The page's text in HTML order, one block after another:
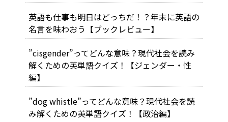
英語も仕事も明日はどっちだ！？年末に英語の
名言を味わおう【ブックレビュー】
”cisgender”ってどんな意味？現代社会を読み
解くための英単語クイズ！【ジェンダー・性
編】
”dog whistle”ってどんな意味？現代社会を読
み解くための英単語クイズ！【政治編】